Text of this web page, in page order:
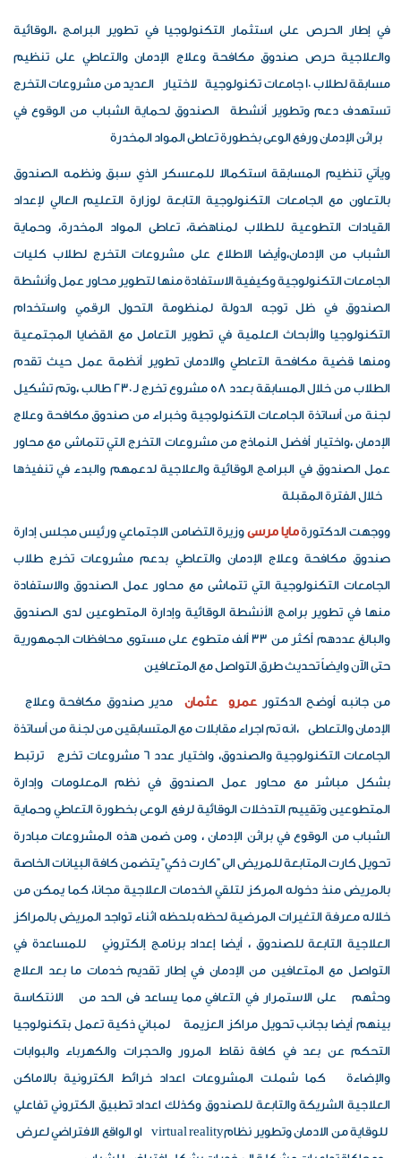
في إطار الحرص على استثمار التكنولوجيا في تطوير البرامج الوقائية،
والعلاجية حرص صندوق مكافحة وعلاج الإدمان والتعاطي على تنظيم
مسابقةلطلاب10جامعاتتكنولوجية لاختيار العديدمنمشروعاتالتخرج
تستهدف دعم وتطوير أنشطة الصندوق لحماية الشباب من الوقوع في
ويأتي تنظيم المسابقة استكمالا للمعسكر الذي سبق ونظمه الصندوق
بالتعاون مع الجامعات التكنولوجية التابعة لوزارة التعليم العالي لإعداد
القيادات التطوعية للطلاب ،لمناهضة تعاطى المواد المخدرة، وحماية
الشباب من الإدمان،وأيضا الاطلاع على مشروعات التخرج لطلاب كليات
الجامعات التكنولوجية وكيفية الاستفادة منها لتطوير محاور عمل وأنشطة
الصندوق في ظل توجه الدولة لمنظومة التحول الرقمي واستخدام
التكنولوجيا والأبحاث العلمية في تطوير التعامل مع القضايا المجتمعية
ومنها قضية مكافحة التعاطي والادمان تطوير أنظمة عمل حيث تقدم
الطلاب من خلال المسابقة بعدد 58 مشروع تخرج لـ 230 طالب ،وتم تشكيل
لجنة من أساتذة الجامعات التكنولوجية وخبراء من صندوق مكافحة وعلاج
الإدمان ،واختيار أفضل النماذج من مشروعات التخرج التي تتماشى مع محاور
عمل الصندوق في البرامج الوقائية والعلاجية لدعمهم والبدء في تنفيذها
ووجهتالدكتورةمايامرسىوزيرةالتضامنالاجتماعيورئيسمجلسإدارة
صندوق مكافحة وعلاج الإدمان والتعاطي بدعم مشروعات تخرج طلاب
الجامعات التكنولوجية التي تتماشى مع محاور عمل الصندوق والاستفادة
منها في تطوير برامج الأنشطة الوقائية وإدارة المتطوعين لدى الصندوق
والبالغ عددهم أكثر من 33 ألف متطوع على مستوى محافظات الجمهورية
حتى الآن وايضاً تحديث طرق التواصل مع المتعافين
من جانبه أوضح الدكتور عمرو عثمان
الإدمان والتعاطى ،انه تم اجراء مقابلات مع المتسابقين من لجنة من أساتذة
الجامعات التكنولوجية والصندوق، واختيار عدد 6 مشروعات تخرج ترتبط
بشكل مباشر مع محاور عمل الصندوق في نظم المعلومات وإدارة
المتطوعين وتقييم التدخلات الوقائية لرفع الوعى بخطورة التعاطي وحماية
الشباب من الوقوع في براثن الإدمان ، ومن ضمن هذه المشروعات مبادرة
تحويل كارت المتابعة للمريض الى "كارت ذكي" يتضمن كافة البيانات الخاصة
بالمريض منذ دخوله المركز لتلقي الخدمات العلاجية مجانا، كما يمكن من
خلاله معرفة التغيرات المرضية لحظه بلحظه اثناء تواجد المريض بالمراكز
العلاجية التابعة للصندوق ، أيضا إعداد برنامج إلكتروني للمساعدة في
التواصل مع المتعافين من الإدمان في إطار تقديم خدمات ما بعد العلاج
وحثهم على الاستمرار في التعافي مما يساعد فى الحد من الانتكاسة
بينهم أيضا بجانب تحويل مراكز العزيمة لمباني ذكية تعمل بتكنولوجيا
التحكم عن بعد في كافة نقاط المرور والحجرات والكهرباء والبوابات
والإضاءة كما شملت المشروعات اعداد خرائط الكترونية بالاماكن
العلاجية الشريكة والتابعة للصندوق وكذلك اعداد تطبيق الكتروني تفاعلي
virtual reality